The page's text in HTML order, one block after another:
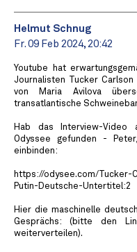
Helmut Schnug
Fr. 09 Feb 2024, 20:42
Youtube hat
Journalisten Tucker Carlson
von Maria Avilova
transatlantische
Hab das Interview-Video
Odyssee gefunden -
einbinden:
https://odysee.com/
Putin-Deutsche-Untertitel:2
Hier die maschinelle
Gesprächs: (bitte den
weiterverteilen).